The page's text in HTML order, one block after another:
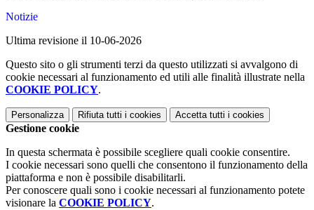
Notizie
Ultima revisione il 10-06-2026
Questo sito o gli strumenti terzi da questo utilizzati si avvalgono di
cookie necessari al funzionamento ed utili alle finalità illustrate nella
COOKIE POLICY.
Personalizza Rifiuta tutti i cookies Accetta tutti i cookies
Gestione cookie
In questa schermata è possibile scegliere quali cookie consentire.
I cookie necessari sono quelli che consentono il funzionamento della
piattaforma e non è possibile disabilitarli.
Per conoscere quali sono i cookie necessari al funzionamento potete
visionare la COOKIE POLICY.